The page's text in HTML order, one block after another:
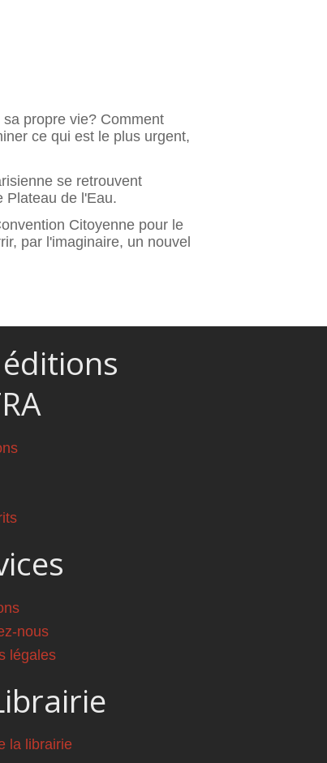
propre vie? Comment
ce qui est le plus urgent,
se retrouvent
Plateau de l'Eau.
Citoyenne pour le
par l'imaginaire, un nouvel
nous
légales
la librairie